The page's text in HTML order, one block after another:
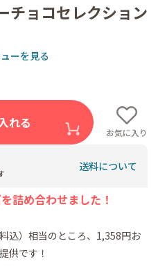
チョコセレクション
ーを見る
れる
お気に入り
送料について
詰め合わせました！
込）相当のところ、1,358円お
供です！